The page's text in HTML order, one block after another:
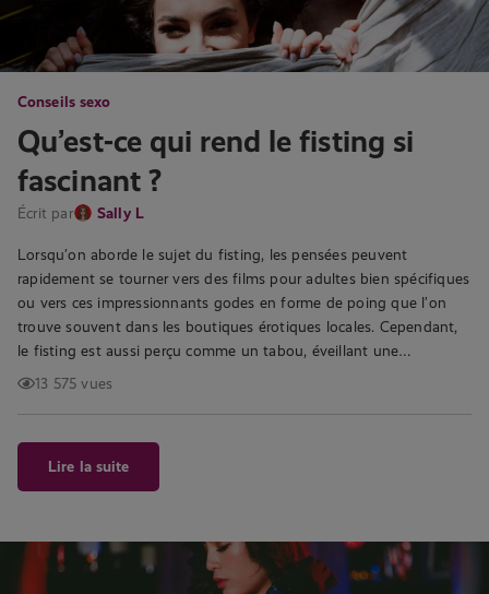
Conseils sexo
Qu’est-ce qui rend le fisting si
fascinant ?
Écrit par Sally L
Lorsqu’on aborde le sujet du fisting, les pensées peuvent
rapidement se tourner vers des films pour adultes bien spécifiques
ou vers ces impressionnants godes en forme de poing que l’on
trouve souvent dans les boutiques érotiques locales. Cependant,
le fisting est aussi perçu comme un tabou, éveillant une…
13 575 vues
Lire la suite